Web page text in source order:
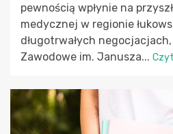
pewnością wpłynie na
medycznej w regionie
długotrwałych
Zawodowe im. Janusza...